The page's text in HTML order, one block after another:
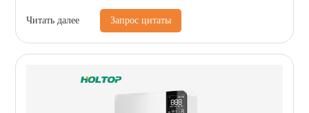
переменного тока)
Читать далее Запрос цитаты